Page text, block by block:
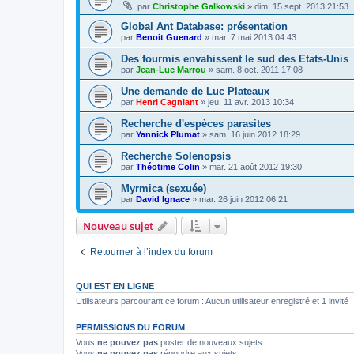
par Christophe Galkowski » dim. 15 sept. 2013 21:53
Global Ant Database: présentation
par Benoit Guenard » mar. 7 mai 2013 04:43
Des fourmis envahissent le sud des Etats-Unis
par Jean-Luc Marrou » sam. 8 oct. 2011 17:08
Une demande de Luc Plateaux
par Henri Cagniant » jeu. 11 avr. 2013 10:34
Recherche d'espèces parasites
par Yannick Plumat » sam. 16 juin 2012 18:29
Recherche Solenopsis
par Théotime Colin » mar. 21 août 2012 19:30
Myrmica (sexuée)
par David Ignace » mar. 26 juin 2012 06:21
Nouveau sujet
Retourner à l’index du forum
QUI EST EN LIGNE
Utilisateurs parcourant ce forum : Aucun utilisateur enregistré et 1 invité
PERMISSIONS DU FORUM
Vous ne pouvez pas poster de nouveaux sujets